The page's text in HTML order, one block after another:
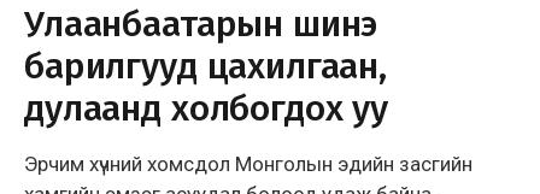
Улаанбаатарын шинэ
барилгууд цахилгаан,
дулаанд холбогдох уу
Эрчим хүчний хомсдол Монголын эдийн засгийн